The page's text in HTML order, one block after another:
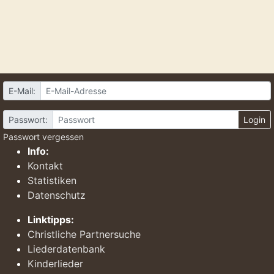
E-Mail:
Passwort:
Login
Passwort vergessen
Info:
Kontakt
Statistiken
Datenschutz
Linktipps:
Christliche Partnersuche
Liederdatenbank
Kinderlieder